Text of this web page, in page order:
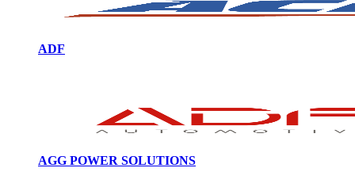
ADF
AGG POWER SOLUTIONS